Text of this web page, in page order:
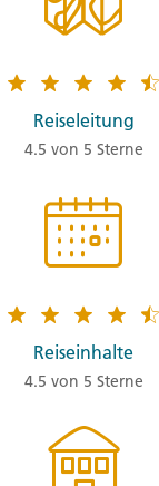
Reiseleitung
4.5 von 5 Sterne
Reiseinhalte
4.5 von 5 Sterne